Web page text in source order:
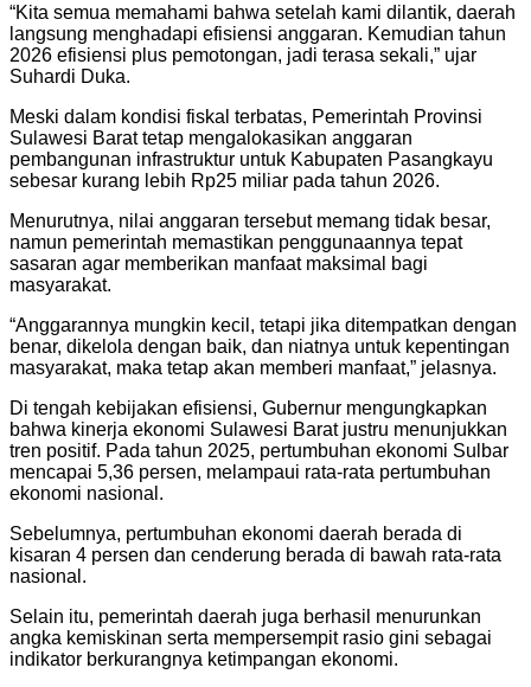
“Kita semua memahami bahwa setelah kami dilantik, daerah
langsung menghadapi efisiensi anggaran. Kemudian tahun
2026 efisiensi plus pemotongan, jadi terasa sekali,” ujar
Suhardi Duka.
Meski dalam kondisi fiskal terbatas, Pemerintah Provinsi
Sulawesi Barat tetap mengalokasikan anggaran
pembangunan infrastruktur untuk Kabupaten Pasangkayu
sebesar kurang lebih Rp25 miliar pada tahun 2026.
Menurutnya, nilai anggaran tersebut memang tidak besar,
namun pemerintah memastikan penggunaannya tepat
sasaran agar memberikan manfaat maksimal bagi
masyarakat.
“Anggarannya mungkin kecil, tetapi jika ditempatkan dengan
benar, dikelola dengan baik, dan niatnya untuk kepentingan
masyarakat, maka tetap akan memberi manfaat,” jelasnya.
Di tengah kebijakan efisiensi, Gubernur mengungkapkan
bahwa kinerja ekonomi Sulawesi Barat justru menunjukkan
tren positif. Pada tahun 2025, pertumbuhan ekonomi Sulbar
mencapai 5,36 persen, melampaui rata-rata pertumbuhan
ekonomi nasional.
Sebelumnya, pertumbuhan ekonomi daerah berada di
kisaran 4 persen dan cenderung berada di bawah rata-rata
nasional.
Selain itu, pemerintah daerah juga berhasil menurunkan
angka kemiskinan serta mempersempit rasio gini sebagai
indikator berkurangnya ketimpangan ekonomi.